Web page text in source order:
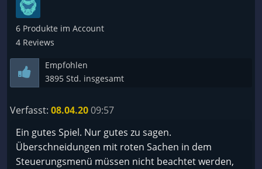
6 Produkte im Account
4 Reviews
Empfohlen
3895 Std. insgesamt
Verfasst: 08.04.2009:57
Ein gutes Spiel. Nur gutes zu sagen.
Überschneidungen mit roten Sachen in dem
Steuerungsmenü müssen nicht beachtet werden,